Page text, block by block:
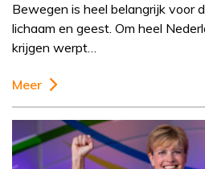
Bewegen is heel belangrijk voor
lichaam en geest. Om heel
krijgen werpt…
Meer